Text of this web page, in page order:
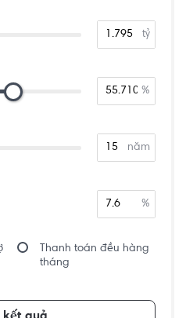
tỷ
%
năm
%
Thanh toán đều hàng
tháng